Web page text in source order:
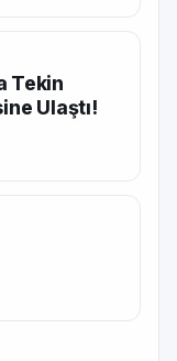
Tekin
Ulaştı!